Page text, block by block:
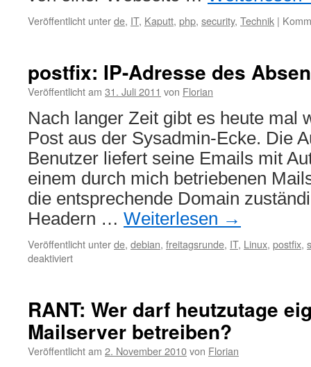
Veröffentlicht unterde, IT, Kaputt, php, security, Technik |
postfix: IP-Adresse des
Veröffentlicht am 31. Juli 2011 von Florian
Nach langer Zeit gibt es heute mal
Post aus der Sysadmin-Ecke. Die
Benutzer liefert seine Emails mit
einem durch mich betriebenen
die entsprechende Domain
Headern … Weiterlesen →
Veröffentlicht unterde, debian, freitagsrunde, IT, Linux, postfix,
deaktiviertfür
des
Absenders
verbergen
RANT: Wer darf heutzutage
Mailserver betreiben?
Veröffentlicht am 2. November 2010von Florian